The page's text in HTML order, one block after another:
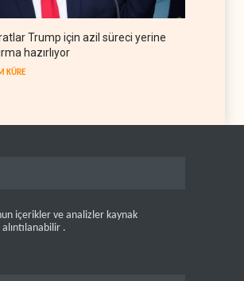
Trump için azil süreci yerine
hazırlıyor
KÜRE
içerikler ve analizler kaynak
.